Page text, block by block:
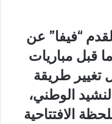
“فيفا” عن
قبل مباريات
من خلال تغيير طريقة
الوطني،
الافتتاحية